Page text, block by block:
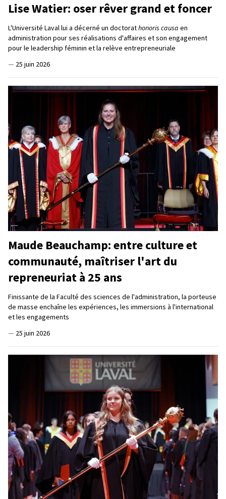
Lise Watier: oser rêver grand et foncer
L'Université Laval lui a décerné un doctorathonoris causa en
administration pour ses réalisations d'affaires et son engagement
pour le leadership féminin et la relève entrepreneuriale
— 25 juin 2026
Maude Beauchamp: entre culture et
communauté, maîtriser l'art du
repreneuriat à 25 ans
Finissante de la Faculté des sciences de l'administration, la porteuse
de masse enchaîne les expériences, les immersions à l'international
et les engagements
— 25 juin 2026